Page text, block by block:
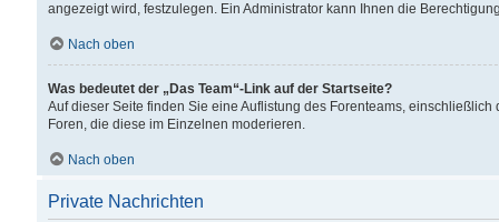
angezeigt wird, festzulegen. Ein Administrator kann Ihnen die
Nach oben
Was bedeutet der „Das Team“-Link auf der Startseite?
Auf dieser Seite finden Sie eine Auflistung des Forenteams,
Foren, die diese im Einzelnen moderieren.
Nach oben
Private Nachrichten